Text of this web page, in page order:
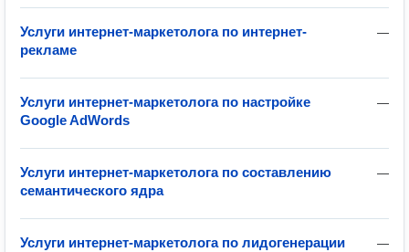
—
Услуги интернет-маркетолога по интернет-
рекламе
—
Услуги интернет-маркетолога по настройке
Google AdWords
—
Услуги интернет-маркетолога по составлению
семантического ядра
—
Услуги интернет-маркетолога по лидогенерации